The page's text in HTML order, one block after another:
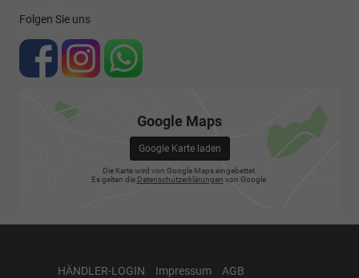
Folgen Sie uns
Google Maps
Google Karte laden
Die Karte wird von Google Maps eingebettet.
Es gelten die Datenschutzerklärungen von Google.
HÄNDLER-LOGIN Impressum
AGB